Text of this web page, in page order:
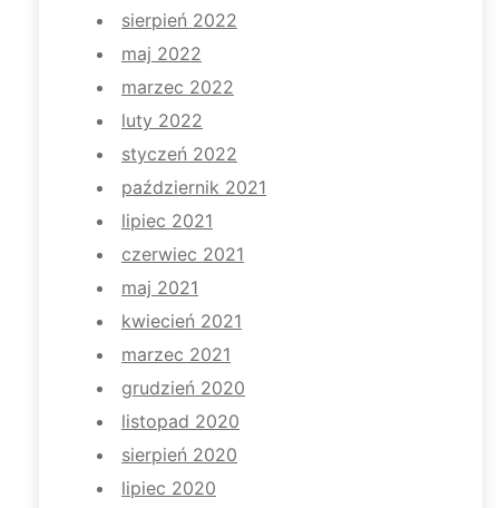
sierpień 2022
maj 2022
marzec 2022
luty 2022
styczeń 2022
październik 2021
lipiec 2021
czerwiec 2021
maj 2021
kwiecień 2021
marzec 2021
grudzień 2020
listopad 2020
sierpień 2020
lipiec 2020